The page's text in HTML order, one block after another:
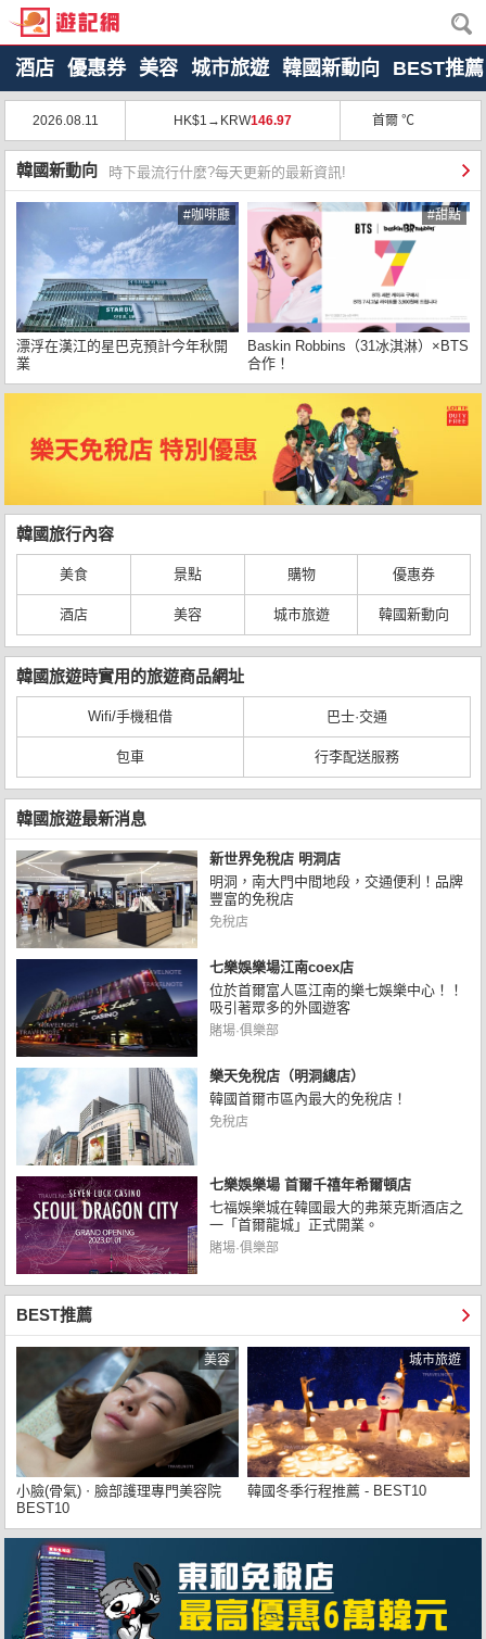
酒店 優惠券 美容 城市旅遊 韓國新動向 BEST推薦
2026.08.11 HK$1→KRW146.97 首爾 ℃
韓國新動向 時下最流行什麼?每天更新的最新資訊!
#咖啡廳
漂浮在漢江的星巴克預計今年秋開
業
#甜點
Baskin Robbins（31冰淇淋）×BTS
合作！
韓國旅行內容
美食 景點 購物 優惠券
酒店 美容 城市旅遊 韓國新動向
韓國旅遊時實用的旅遊商品網址
Wifi/手機租借 巴士·交通
包車 行李配送服務
韓國旅遊最新消息
新世界免稅店 明洞店
明洞，南大門中間地段，交通便利！品牌
豐富的免稅店
免稅店
七樂娛樂場江南coex店
位於首爾富人區江南的樂七娛樂中心！！
吸引著眾多的外國遊客
賭場·俱樂部
樂天免稅店（明洞總店）
韓國首爾市區內最大的免稅店！
免稅店
七樂娛樂場 首爾千禧年希爾頓店
七福娛樂城在韓國最大的弗萊克斯酒店之
一「首爾龍城」正式開業。
賭場·俱樂部
BEST推薦
美容
小臉(骨氣)ㆍ臉部護理專門美容院
BEST10
城市旅遊
韓國冬季行程推薦 - BEST10